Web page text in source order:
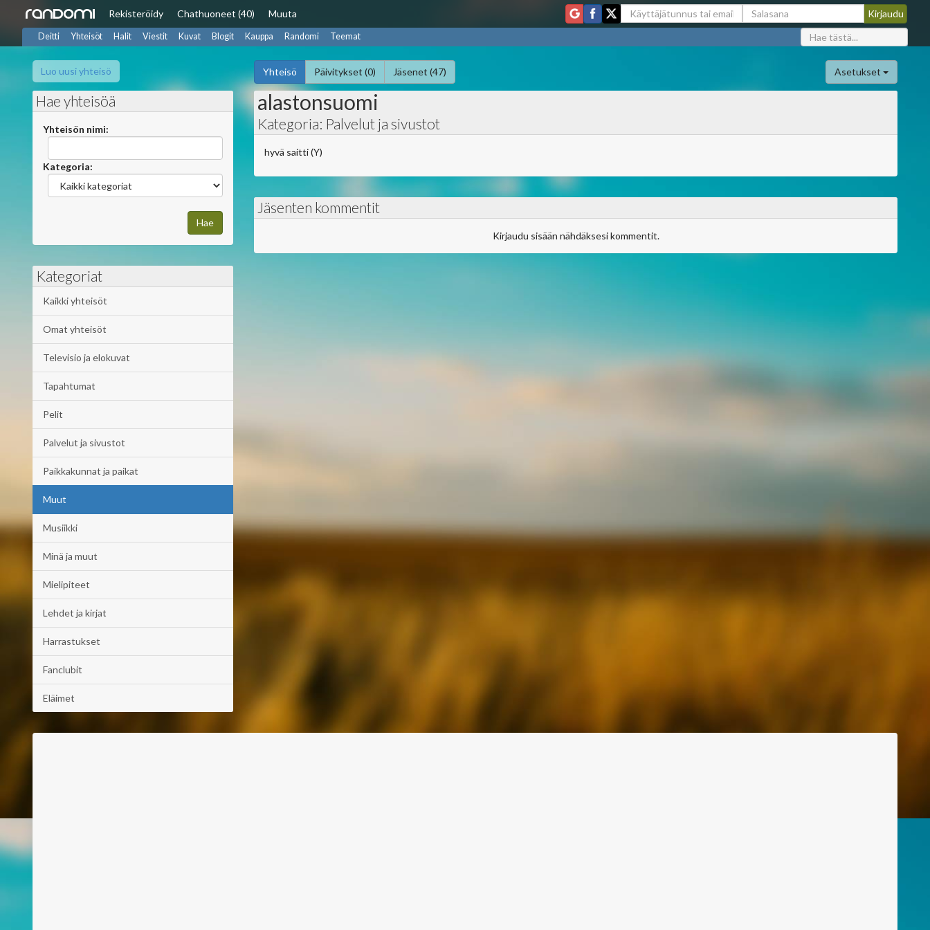
Rekisteröidy Chathuoneet (40) Muuta
Deitti Yhteisöt Halit Viestit Kuvat Blogit Kauppa Randomi Teemat
Luo uusi yhteisö Yhteisö Päivitykset (0) Jäsenet (47) Asetukset
Hae yhteisöä
Yhteisön nimi:
Kategoria:
Kategoriat
Kaikki yhteisöt
Omat yhteisöt
Televisio ja elokuvat
Tapahtumat
Pelit
Palvelut ja sivustot
Paikkakunnat ja paikat
Muut
Musiikki
Minä ja muut
Mielipiteet
Lehdet ja kirjat
Harrastukset
Fanclubit
Eläimet
alastonsuomi
Kategoria: Palvelut ja sivustot
hyvä saitti (Y)
Jäsenten kommentit
Kirjaudu sisään nähdäksesi kommentit.